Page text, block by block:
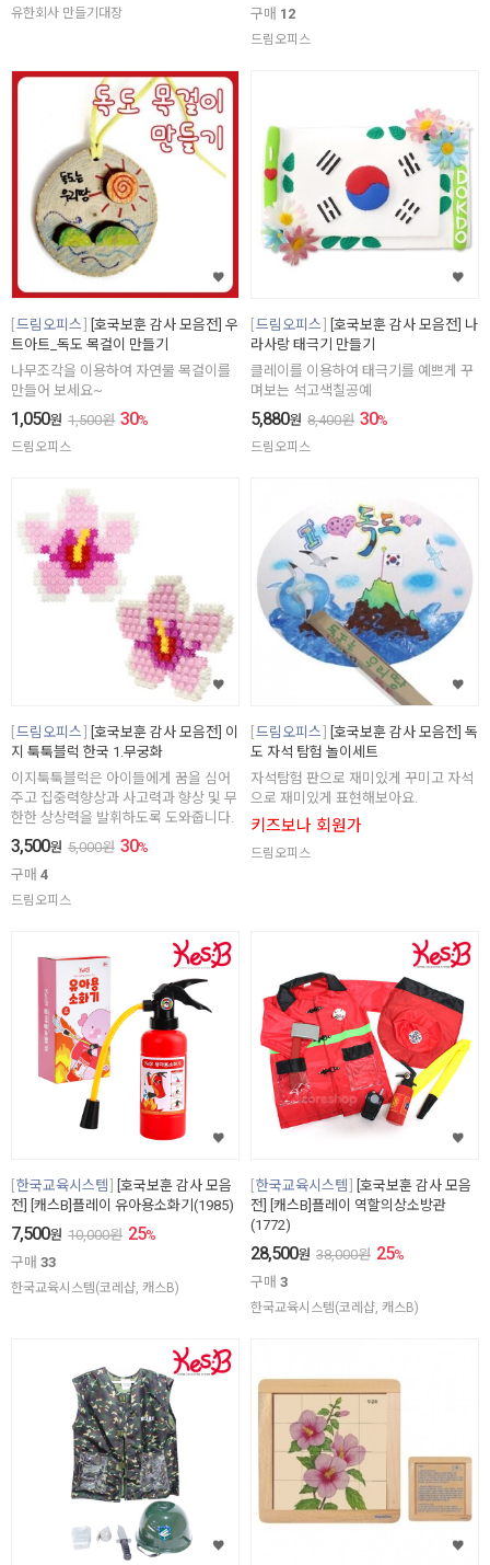
유한회사 만들기대장
구매 12
드림오피스
드림오피스
[호국보훈 감사 모음전] 우
트아트_독도 목걸이 만들기
나무조각을 이용하여 자연물 목걸이를
만들어 보세요~
1,050원 1,500원 30%
드림오피스
드림오피스
[호국보훈 감사 모음전] 나
라사랑 태극기 만들기
클레이를 이용하여 태극기를 예쁘게 꾸
며보는 석고색칠공예
5,880원 8,400원 30%
드림오피스
드림오피스
[호국보훈 감사 모음전] 이
지 툭툭블럭 한국 1.무궁화
이지툭툭블럭은 아이들에게 꿈을 심어
주고 집중력향상과 사고력과 향상 및 무
한한 상상력을 발휘하도록 도와줍니다.
3,500원 5,000원 30%
구매 4
드림오피스
드림오피스
[호국보훈 감사 모음전] 독
도 자석 탐험 놀이세트
자석탐험 판으로 재미있게 꾸미고 자석
으로 재미있게 표현해보아요.
키즈보나 회원가
드림오피스
한국교육시스템
[호국보훈 감사 모음
전] [캐스B]플레이 유아용소화기(1985)
7,500원 10,000원 25%
구매 33
한국교육시스템(코레샵, 캐스B)
한국교육시스템
[호국보훈 감사 모음
전] [캐스B]플레이 역할의상소방관
(1772)
28,500원 38,000원 25%
구매 3
한국교육시스템(코레샵, 캐스B)